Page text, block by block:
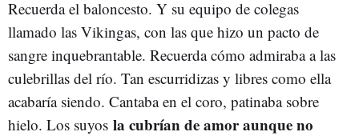
Recuerda el baloncesto. Y su equipo de colegas
llamado las Vikingas, con las que hizo un pacto de
sangre inquebrantable. Recuerda cómo admiraba a las
culebrillas del río. Tan escurridizas y libres como ella
acabaría siendo. Cantaba en el coro, patinaba sobre
hielo. Los suyos la cubrían de amor aunque no